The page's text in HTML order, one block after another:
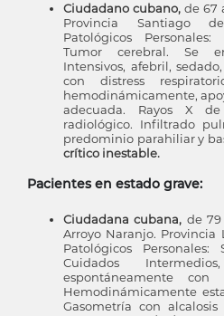
Ciudadano cubano, de 67
Provincia Santiago
Patológicos
Tumor cerebral. Se
Intensivos, afebril,
con distress
hemodinámicamente,
adecuada. Rayos X de
radiológico. Infiltrado
predominio parahiliar y
crítico inestable.
Pacientes en estado grave:
Ciudadana cubana, de
Arroyo Naranjo. Provincia
Patológicos
Cuidados
espontáneamente con
Hemodinámicamente
Gasometría con